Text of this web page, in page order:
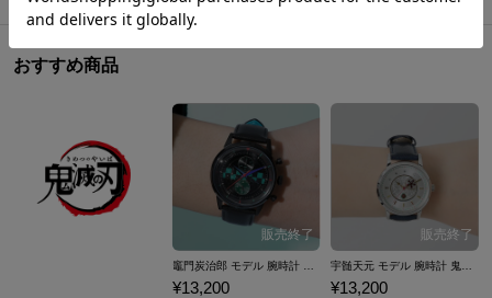
おすすめ商品
¥13,200 ¥13,200